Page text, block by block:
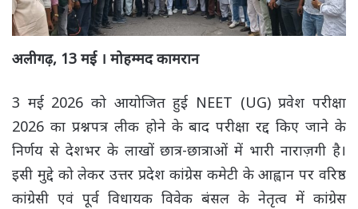
अलीगढ़, 13 मई । मोहम्मद कामरान
3 मई 2026 को आयोजित हुई NEET (UG) प्रवेश परीक्षा
2026 का प्रश्नपत्र लीक होने के बाद परीक्षा रद्द किए जाने के
निर्णय से देशभर के लाखों छात्र-छात्राओं में भारी नाराज़गी है।
इसी मुद्दे को लेकर उत्तर प्रदेश कांग्रेस कमेटी के आह्वान पर वरिष्ठ
कांग्रेसी एवं पूर्व विधायक विवेक बंसल के नेतृत्व में कांग्रेस